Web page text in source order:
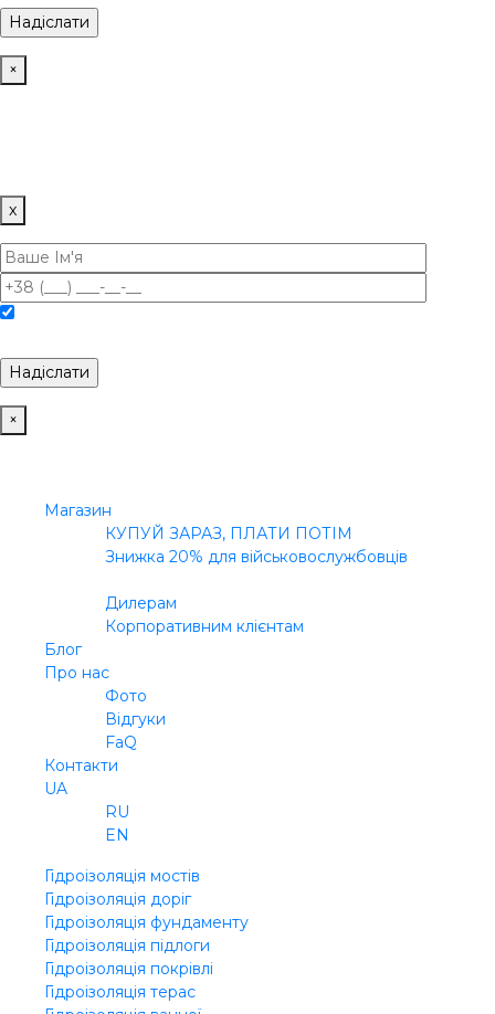
×
x
×
Магазин
КУПУЙ ЗАРАЗ, ПЛАТИ ПОТІМ
Знижка 20% для військовослужбовців
Дилерам
Корпоративним клієнтам
Блог
Про нас
Фото
Відгуки
FaQ
Контакти
UA
RU
EN
Гідроізоляція мостів
Гідроізоляція доріг
Гідроізоляція фундаменту
Гідроізоляція підлоги
Гідроізоляція покрівлі
Гідроізоляція терас